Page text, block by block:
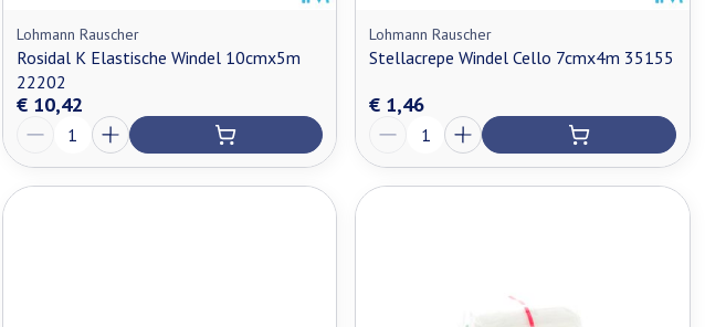
Lohmann Rauscher
Rosidal K Elastische Windel 10cmx5m
22202
€ 10,42
Lohmann Rauscher
Stellacrepe Windel Cello 7cmx4m 35155
€ 1,46